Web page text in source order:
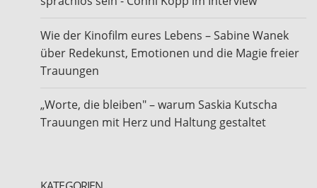
Wie der Kinofilm eures Lebens – Sabine Wanek
über Redekunst, Emotionen und die Magie freier
Trauungen
„Worte, die bleiben" – warum Saskia Kutscha
Trauungen mit Herz und Haltung gestaltet